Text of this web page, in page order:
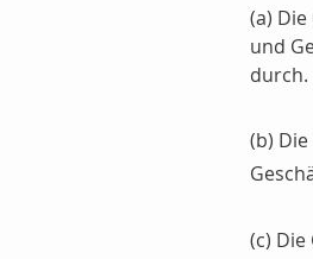
(a)
und
durch.
(b)
(c)